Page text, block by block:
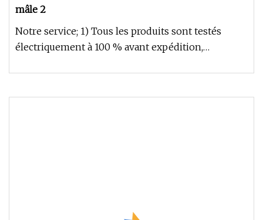
mâle 2
Notre service; 1) Tous les produits sont testés
électriquement à 100 % avant expédition,